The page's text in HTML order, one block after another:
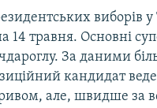
виборів у
14 травня. Основні
За даними
кандидат
але, швидше за